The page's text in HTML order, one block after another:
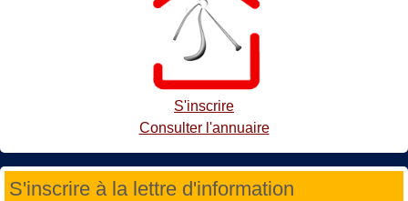
S'inscrire
Consulter l'annuaire
S'inscrire à la lettre d'information